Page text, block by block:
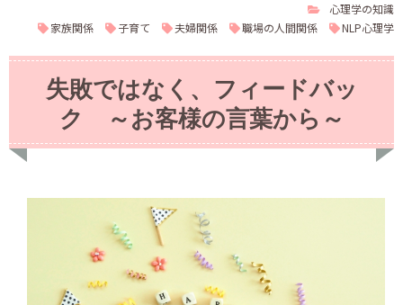
心理学の知識
家族関係
子育て 夫婦関係 職場の人間関係 NLP心理学
失敗ではなく、フィードバッ
ク ～お客様の言葉から～